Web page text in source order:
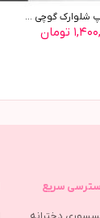
شلوارک گوچی ...
تومان
سریع